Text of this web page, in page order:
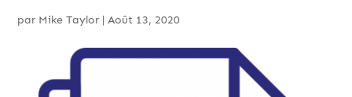
par Mike Taylor |Août 13, 2020